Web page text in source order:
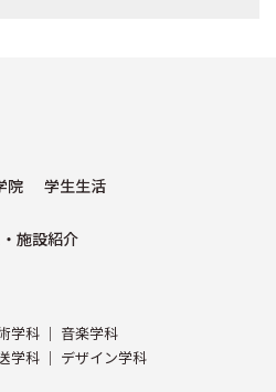
院 学⽣⽣活
施設紹介
学科
⾳楽学科
学科 デザイン学科